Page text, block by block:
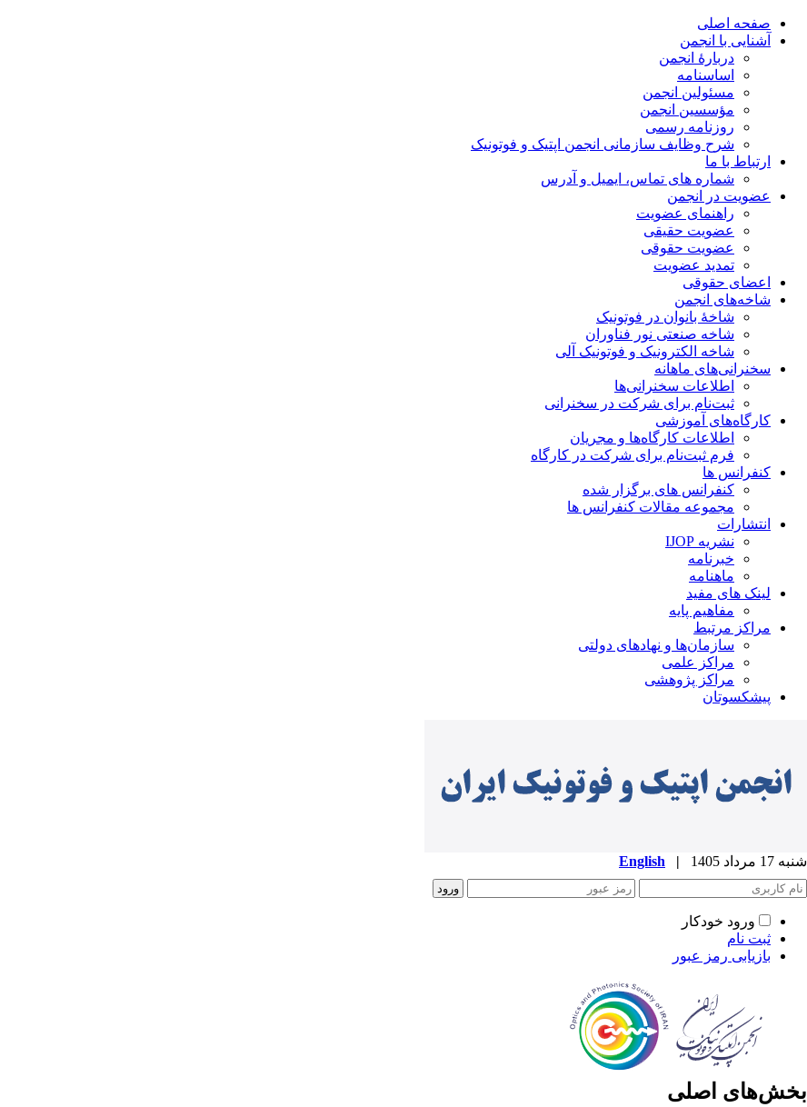
صفحه اصلی
آشنایی با انجمن
دربارۀ انجمن
اساسنامه
مسئولین انجمن
مؤسسین انجمن
روزنامه رسمی
شرح وظایف سازمانی انجمن اپتیک و فوتونیک
ارتباط با ما
شماره های تماس، ایمیل و آدرس
عضویت در انجمن
راهنمای عضویت
عضویت حقیقی
عضویت حقوقی
تمدید عضویت
اعضای حقوقی
شاخه‌های انجمن
شاخۀ بانوان در فوتونیک
شاخه صنعتی نور فناوران
شاخه‌ الکترونیک و فوتونیک آلی
سخنرانی‌های ماهانه
اطلاعات سخنرانی‌‌ها
ثبت‌نام برای شرکت در سخنرانی
کارگاه‌های آموزشی
اطلاعات کارگاه‌ها و مجریان
فرم ثبت‌نام برای شرکت در کارگاه
کنفرانس ها
کنفرانس های برگزار شده
مجموعه مقالات کنفرانس ها
انتشارات
نشریه IJOP
خبرنامه
ماهنامه
لینک های مفید
مفاهیم پایه
مراکز مرتبط
سازمان‌ها و نهادهای دولتی
مراکز علمی
مراکز پژوهشی
پیشکسوتان
شنبه 17 مرداد 1405 |
English
ورود خودکار
ثبت نام
بازیابی رمز عبور
بخش‌های اصلی